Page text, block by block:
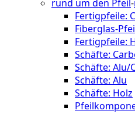
rund um den Pfeil-
Fertigpfeile:
Fiberglas-
Fertigpfeile:
Schäfte:
Schäfte: Alu/
Schäfte: Alu
Schäfte: Holz